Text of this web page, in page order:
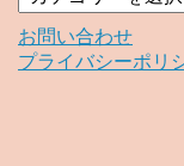
テ
ゴ
リ
お問い合わせ
プライバシーポリ